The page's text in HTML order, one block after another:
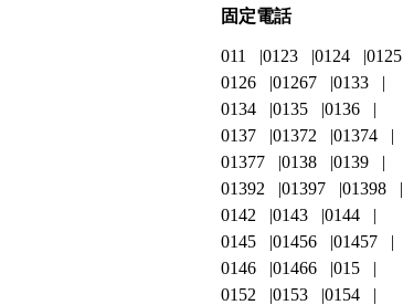
固定電話
011 0123 0124
0125
0126
01267
0133
0134
0135
0136
0137
01372
01374
01377
0138
0139
01392
01397
01398
0142
0143
0144
0145
01456
01457
0146
01466
015
0152
0153
0154